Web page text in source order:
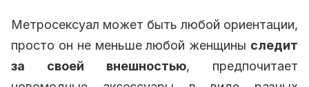
Метросексуал может быть любой ориентации,
просто он не меньше любой женщины следит
за своей внешностью, предпочитает